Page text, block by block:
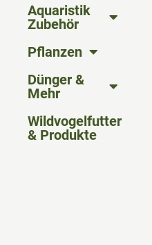
Aquaristik
Zubehör
Pflanzen
Dünger &
Mehr
Wildvogelfutter
& Produkte